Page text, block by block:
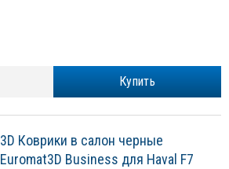
Купить
3D Коврики в салон черные
Euromat3D Business для Haval F7